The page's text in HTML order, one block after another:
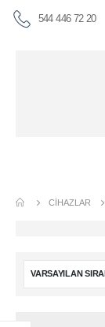
544 446 72 20
CIHAZLAR